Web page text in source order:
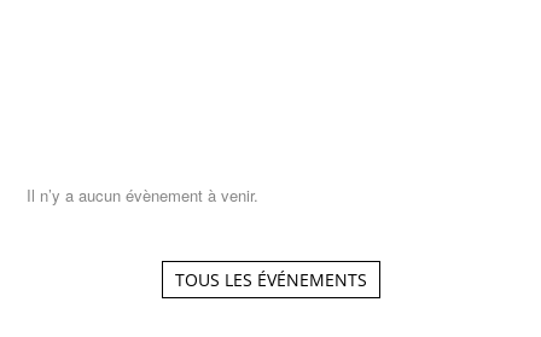
Il n’y a aucun évènement à venir.
TOUS LES ÉVÉNEMENTS